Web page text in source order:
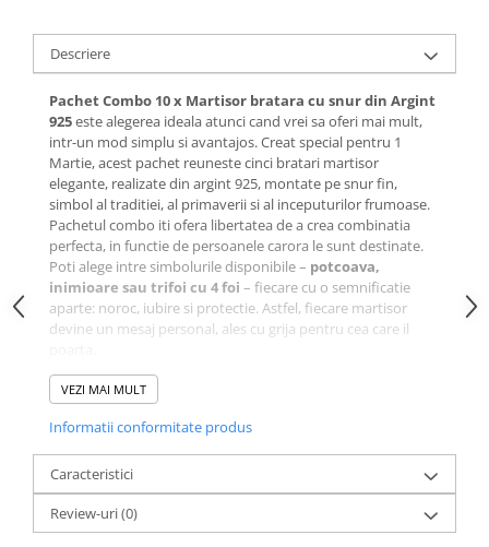
Descriere
Pachet Combo 10 x Martisor bratara cu snur din Argint
925este alegerea ideala atunci cand vrei sa oferi mai mult,
intr-un mod simplu si avantajos. Creat special pentru 1
Martie, acest pachet reuneste cinci bratari martisor
elegante, realizate din argint 925, montate pe snur fin,
simbol al traditiei, al primaverii si al inceputurilor frumoase.
Pachetul combo iti ofera libertatea de a crea combinatia
perfecta, in functie de persoanele carora le sunt destinate.
Poti alege intre simbolurile disponibile – potcoava,
inimioare sau trifoi cu 4 foi – fiecare cu o semnificatie
aparte: noroc, iubire si protectie. Astfel, fiecare martisor
devine un mesaj personal, ales cu grija pentru cea care il
Pe langa versatilitate, acest pachet beneficiaza de
discount de 15%
prietena, colege sau persoane dragi. Argintul 925 garanteaza
calitatea si durabilitatea, iar designul minimalist face ca
aceste bratari sa poata fi purtate cu placere si dupa
perioada martisorului.
Pachet Combo 10 x Martisor bratara cu snur din Argint
925este mai mult decat un set de martisoare – este un mod
VEZI MAI MULT
Informatii conformitate produs
Caracteristici
Review-uri(0)